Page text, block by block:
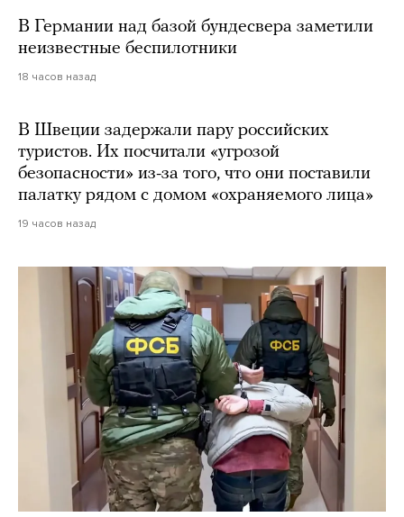
В Германии над базой бундесвера заметили
неизвестные беспилотники
18 часов назад
В Швеции задержали пару российских
туристов. Их посчитали «угрозой
безопасности» из-за того, что они поставили
палатку рядом с домом «охраняемого лица»
19 часов назад